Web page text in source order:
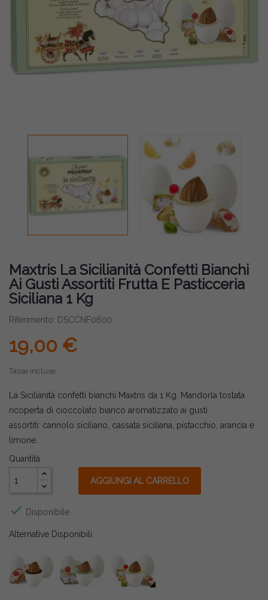
Maxtris La Sicilianità Confetti Bianchi
Ai Gusti Assortiti Frutta E Pasticceria
Siciliana 1 Kg
Riferimento: DSCCNF0600
19,00 €
Tasse incluse
La Sicilianità confetti bianchi Maxtris da 1 Kg. Mandorla tostata
ricoperta di cioccolato bianco aromatizzato ai gusti
assortiti: cannolo siciliano, cassata siciliana, pistacchio, arancia e
limone.
Quantità
AGGIUNGI AL CARRELLO
 Disponibile
Alternative Disponibili: